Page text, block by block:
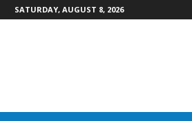
SATURDAY, AUGUST 8, 2026